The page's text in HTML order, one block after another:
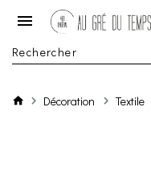
Décoration Textile